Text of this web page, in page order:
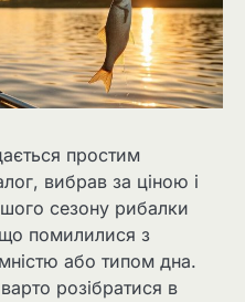
простим
вибрав за ціною і
сезону рибалки
що помилилися з
або типом дна.
розібратися в